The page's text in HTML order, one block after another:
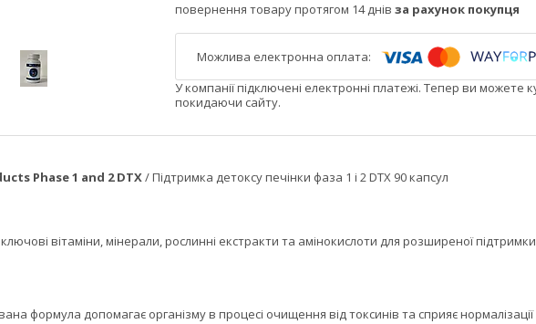
повернення товару протягом 14 днів за рахунок покупця
У компанії підключені електронні платежі. Тепер ви можете
покидаючи сайту.
Phase 1 and 2 DTX/ Підтримка детоксу печінки фаза 1 і 2 DTX 90 капсул
вітаміни, мінерали, рослинні екстракти та амінокислоти для розширеної
формула допомагає організму в процесі очищення від токсинів та сприяє